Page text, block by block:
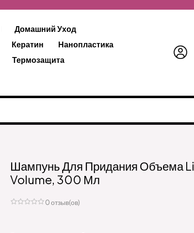
Домашний Уход
Кератин
Нанопластика
Термозащита
Шампунь Для Придания Объема
Volume, 300 Мл
0 отзыв(ов)